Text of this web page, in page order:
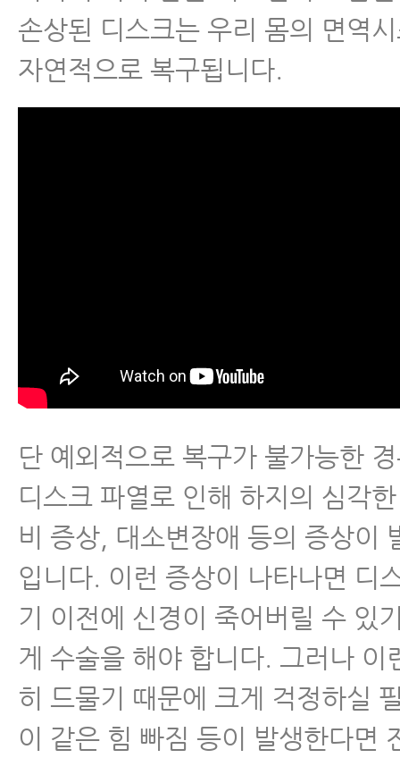
- 허리디스크 치료해도 낫지 않는
- 허리디스크 수술을 꼭 해야 하는
- 추간판탈출증 재발 막는 방법,
- 추간판탈출증 운동 1.스케이트
- 추간판탈출증 운동 2.데스크 플
- 추간판탈출증 운동 3.허리 도리
- 추간판탈출증 운동 4.걷기 운동
- 추간판탈출증 운동 5.허리 돌리
- 추간판탈출증 운동 6.골반 운동
손상된 디스크는 우리 몸의 면역
자연적으로 복구됩니다.
단 예외적으로 복구가 불가능한
디스크 파열로 인해 하지의 심각
비 증상, 대소변장애 등의 증상이
입니다. 이런 증상이 나타나면 디
기 이전에 신경이 죽어버릴 수 있
게 수술을 해야 합니다. 그러나 이
히 드물기 때문에 크게 걱정하실
이 같은 힘 빠짐 등이 발생한다면